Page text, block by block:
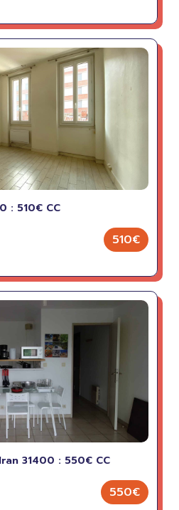
: 510€ CC
510€
31400 : 550€ CC
550€